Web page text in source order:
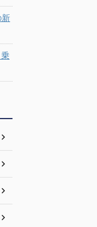
新